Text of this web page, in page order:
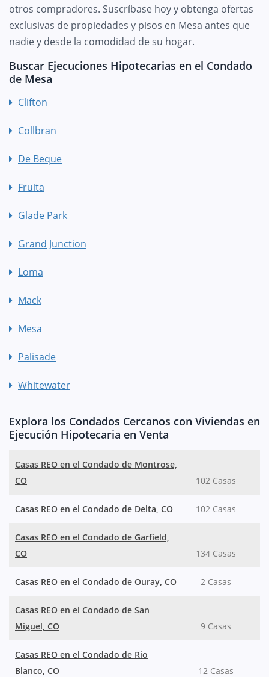
otros compradores. Suscríbase hoy y obtenga ofertas
exclusivas de propiedades y pisos en Mesa antes que
nadie y desde la comodidad de su hogar.
Buscar Ejecuciones Hipotecarias en el Condado
de Mesa
Clifton
Collbran
De Beque
Fruita
Glade Park
Grand Junction
Loma
Mack
Mesa
Palisade
Whitewater
Explora los Condados Cercanos con Viviendas en
Ejecución Hipotecaria en Venta
Casas REO en el Condado de Montrose,
CO
102 Casas
Casas REO en el Condado de Delta, CO 102 Casas
Casas REO en el Condado de Garfield,
CO
134 Casas
Casas REO en el Condado de Ouray, CO 2 Casas
Casas REO en el Condado de San
Miguel, CO
9 Casas
Casas REO en el Condado de Rio
Blanco, CO
12 Casas